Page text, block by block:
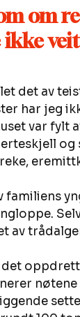
om
det av
har jeg
var fylt
familiens
av
det